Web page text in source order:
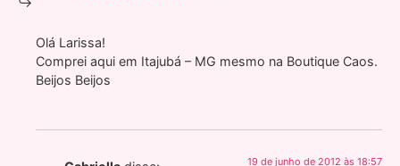
Olá Larissa!
Comprei aqui em Itajubá – MG mesmo na Boutique Caos.
Beijos Beijos
19 de junho de 2012 às 18:57